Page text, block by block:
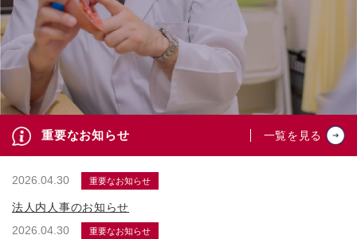
重要なお知らせ 一覧を見る
2026.04.30 重要なお知らせ
法人内人事のお知らせ
2026.04.30
重要なお知らせ